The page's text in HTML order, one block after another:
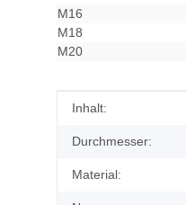
M16
M18
M20
Produkteigenschaft
Wert
Inhalt:
Durchmesser:
Material: